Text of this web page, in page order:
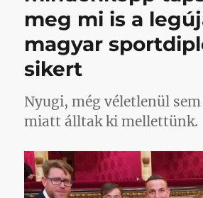
meg mi is a
magyar
sikert
Nyugi, még véletlenül
miatt álltak ki mellettünk.